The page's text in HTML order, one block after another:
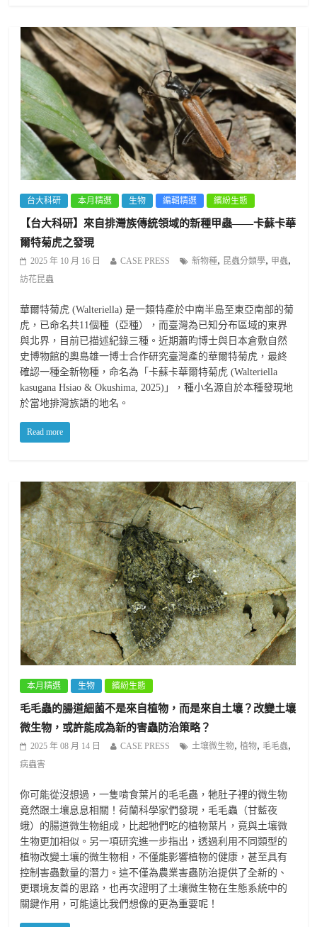
台大科研 本月精選 生物 編輯精選 繽紛生態
【台大科研】來自排灣族傳統領域的新種甲蟲——卡蘇卡華
爾特菊虎之發現
2025 年 10 月 16 日 CASE PRESS 新物種, 昆蟲分類學, 甲蟲,
訪花昆蟲
華爾特菊虎 (Walteriella) 是一類特產於中南半島至東亞南部的菊
虎，已命名共11個種（亞種），而臺灣為已知分布區域的東界
與北界，目前已描述紀錄三種。近期蕭昀博士與日本倉敷自然
史博物館的奧島雄一博士合作研究臺灣產的華爾特菊虎，最終
確認一種全新物種，命名為「卡蘇卡華爾特菊虎 (Walteriella
kasugana Hsiao & Okushima, 2025)」，種小名源自於本種發現地
於當地排灣族語的地名。
Read more
本月精選 生物 繽紛生態
毛毛蟲的腸道細菌不是來自植物，而是來自土壤？改變土壤
微生物，或許能成為新的害蟲防治策略？
2025 年 08 月 14 日 CASE PRESS 土壤微生物,植物,毛毛蟲,
病蟲害
你可能從沒想過，一隻啃食葉片的毛毛蟲，牠肚子裡的微生物
竟然跟土壤息息相關！荷蘭科學家們發現，毛毛蟲（甘藍夜
蛾）的腸道微生物組成，比起牠們吃的植物葉片，竟與土壤微
生物更加相似。另一項研究進一步指出，透過利用不同類型的
植物改變土壤的微生物相，不僅能影響植物的健康，甚至具有
控制害蟲數量的潛力。這不僅為農業害蟲防治提供了全新的、
更環境友善的思路，也再次證明了土壤微生物在生態系統中的
關鍵作用，可能遠比我們想像的更為重要呢！